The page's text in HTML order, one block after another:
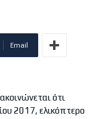
Email
ότι
2017, ελικόπτερο